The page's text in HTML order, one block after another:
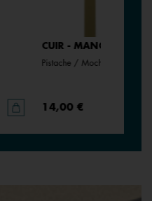
CUIR - MANCHETTES
Pistache / Mochaccino
14,00 €